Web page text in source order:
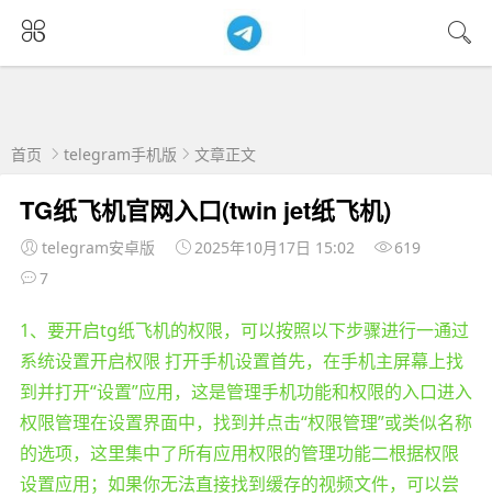
首页 telegram手机版 文章正文
TG纸飞机官网入口(twin jet纸飞机)
telegram安卓版 2025年10月17日 15:02
619
7
1、要开启tg纸飞机的权限，可以按照以下步骤进行一通过
系统设置开启权限 打开手机设置首先，在手机主屏幕上找
到并打开“设置”应用，这是管理手机功能和权限的入口进入
权限管理在设置界面中，找到并点击“权限管理”或类似名称
的选项，这里集中了所有应用权限的管理功能二根据权限
设置应用；如果你无法直接找到缓存的视频文件，可以尝